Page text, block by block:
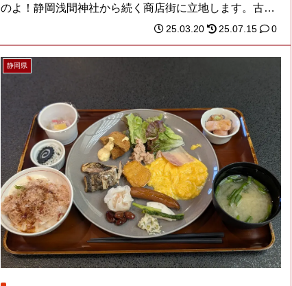
のよ！静岡浅間神社から続く商店街に立地します。古
25.03.20 25.07.15 0
静岡県